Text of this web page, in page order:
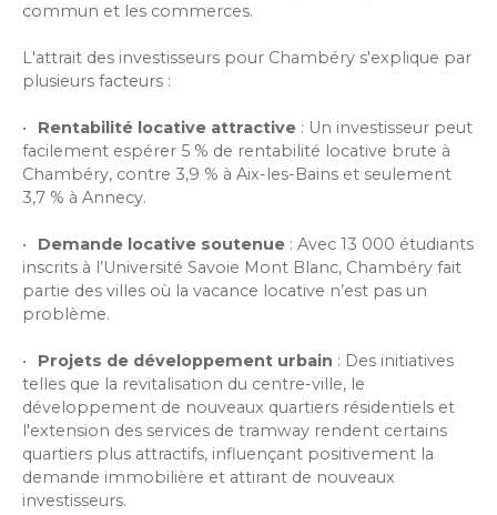
commun et les commerces.
L'attrait des investisseurs pour Chambéry s'explique par
plusieurs facteurs :
Rentabilité locative attractive : Un investisseur peut
facilement espérer 5 % de rentabilité locative brute à
Chambéry, contre 3,9 % à Aix-les-Bains et seulement
3,7 % à Annecy.
Demande locative soutenue : Avec 13 000 étudiants
inscrits à l’Université Savoie Mont Blanc, Chambéry fait
partie des villes où la vacance locative n’est pas un
problème.
Projets de développement urbain : Des initiatives
telles que la revitalisation du centre-ville, le
développement de nouveaux quartiers résidentiels et
l'extension des services de tramway rendent certains
quartiers plus attractifs, influençant positivement la
demande immobilière et attirant de nouveaux
investisseurs.